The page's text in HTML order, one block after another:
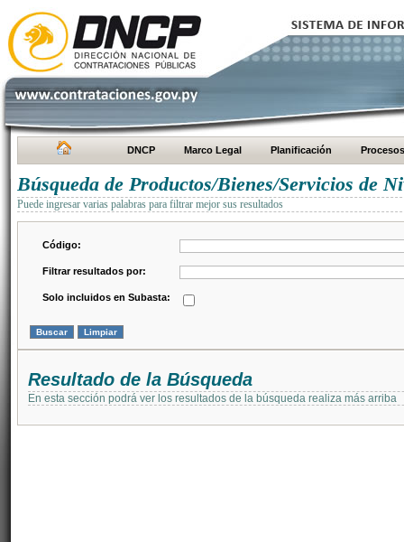
DNCP Marco Legal Planificación Procesos
Búsqueda de Productos/Bienes/Servicios de
Puede ingresar varias palabras para filtrar mejor sus resultados
Código:
Filtrar resultados por:
Solo incluidos en Subasta:
Resultado de la Búsqueda
En esta sección podrá ver los resultados de la búsqueda realiza más arriba